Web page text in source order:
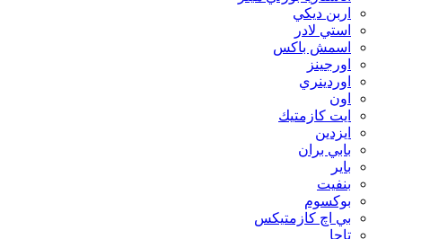
اربن ديكي
استي لادر
اسمش باكس
اورجينز
اوردينري
اون
ايت كازمتيك
ايزدين
بابي بران
بایر
بنفيت
بوكسوم
بي اچ كازمتيكس
تاچا